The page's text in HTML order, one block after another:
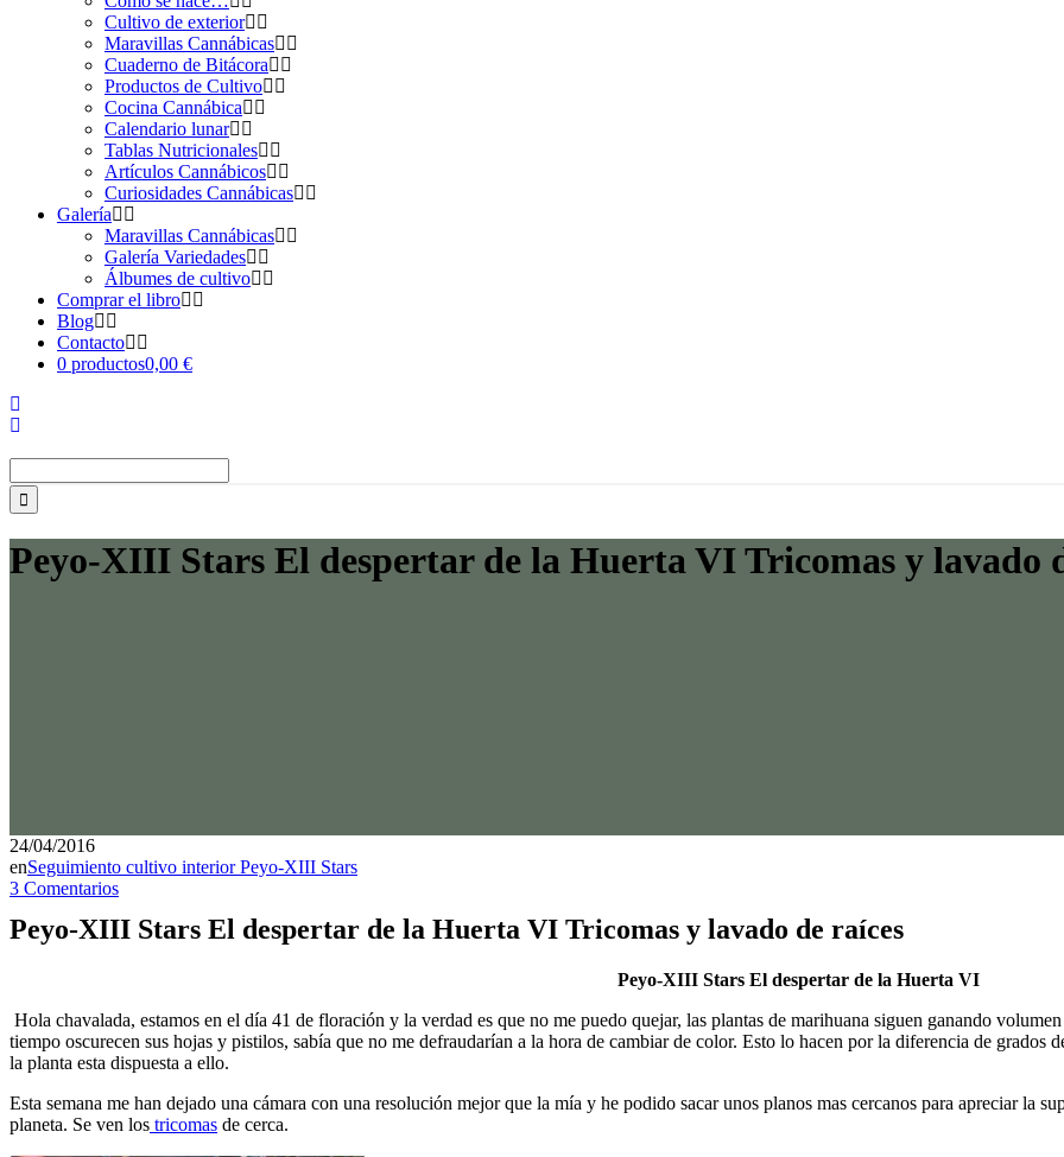
Cultivo de exterior
Maravillas Cannábicas
Cuaderno de Bitácora
Productos de Cultivo
Cocina Cannábica
Calendario lunar
Tablas Nutricionales
Artículos Cannábicos
Curiosidades Cannábicas
Galería
Maravillas Cannábicas
Galería Variedades
Álbumes de cultivo
Comprar el libro
Blog
Contacto
0 productos0,00 €
Peyo-XIII Stars El despertar de la Huerta VI Tricomas y lavado
24/04/2016
enSeguimiento cultivo interior Peyo-XIII Stars
3 Comentarios
Peyo-XIII Stars El despertar de la Huerta VI Tricomas y lavado de raíces
Peyo-XIII Stars El despertar de la Huerta VI
Hola chavalada, estamos en el día 41 de floración y la verdad es que no me puedo quejar, las plantas de marihuana siguen ganando
tiempo oscurecen sus hojas y pistilos, sabía que no me defraudarían a la hora de cambiar de color. Esto lo hacen por la diferencia de grados
la planta esta dispuesta a ello.
Esta semana me han dejado una cámara con una resolución mejor que la mía y he podido sacar unos planos mas cercanos para apreciar la
planeta. Se ven los tricomas de cerca.